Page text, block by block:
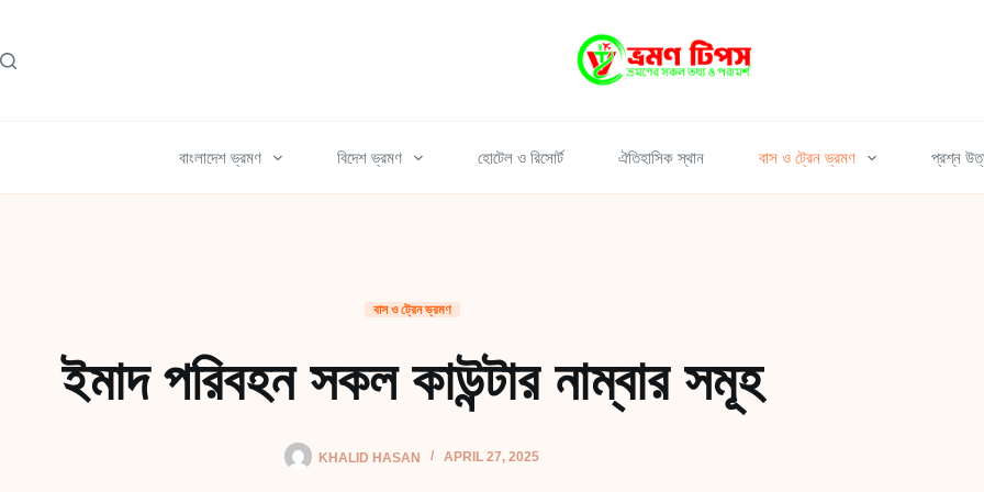
বাংলাদেশ ভ্রমণ বিদেশ ভ্রমণ হোটেল ও রিসোর্ট ঐতিহাসিক স্থান বাস ও ট্রেন ভ্রমণ প্রশ্ন
বাস ও ট্রেন ভ্রমণ
ইমাদ পরিবহন সকল কাউন্টার নাম্বার সমূহ
KHALID HASAN APRIL 27, 2025